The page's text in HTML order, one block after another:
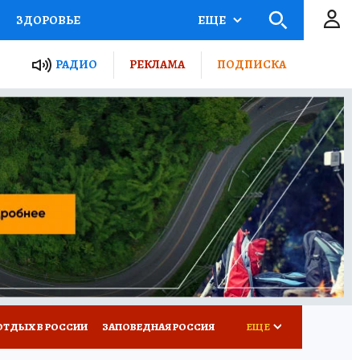
ЗДОРОВЬЕ
ПРОЕКТЫ РОССИИ
ПУТЕВОДИТЕЛЬ
ТУРИЗМ
ПОТРЕБИТЕЛЯ ВСЕ О КП
ЕЩЕ
РАДИО РЕКЛАМА ПОДПИСКА
В РОССИИ ЗАПОВЕДНАЯ РОССИЯ ЕЩЕ